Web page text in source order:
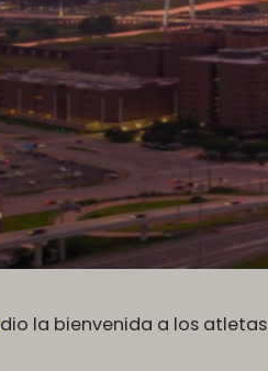
dio la bienvenida a los